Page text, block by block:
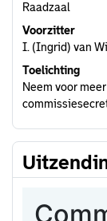
Raadzaal
Voorzitter
I. (Ingrid) van
Toelichting
Neem voor